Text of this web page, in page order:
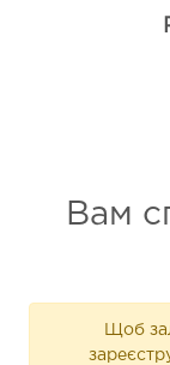
Вам
Щоб